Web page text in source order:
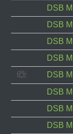
DSB
DSB
DSB
DSB
DSB
DSB
DSB
DSB